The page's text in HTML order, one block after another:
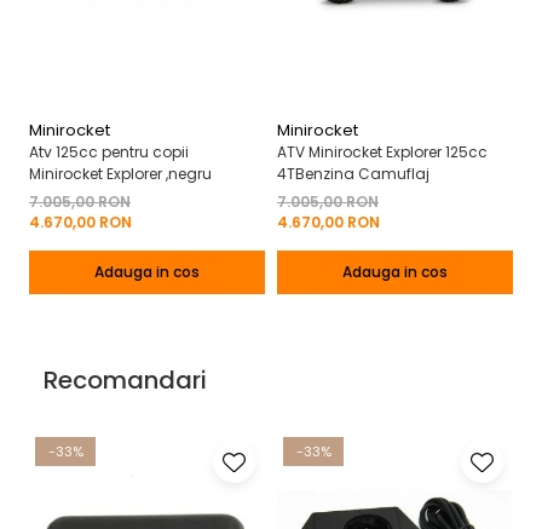
Minirocket
Atv 125cc pentru copii
Minirocket Explorer ,negru
7.005,00 RON
4.670,00 RON
Adauga in cos
Minirocket
ATV Minirocket Explorer 125cc
4TBenzina Camuflaj
7.005,00 RON
4.670,00 RON
Adauga in cos
Recomandari
-33% -33%